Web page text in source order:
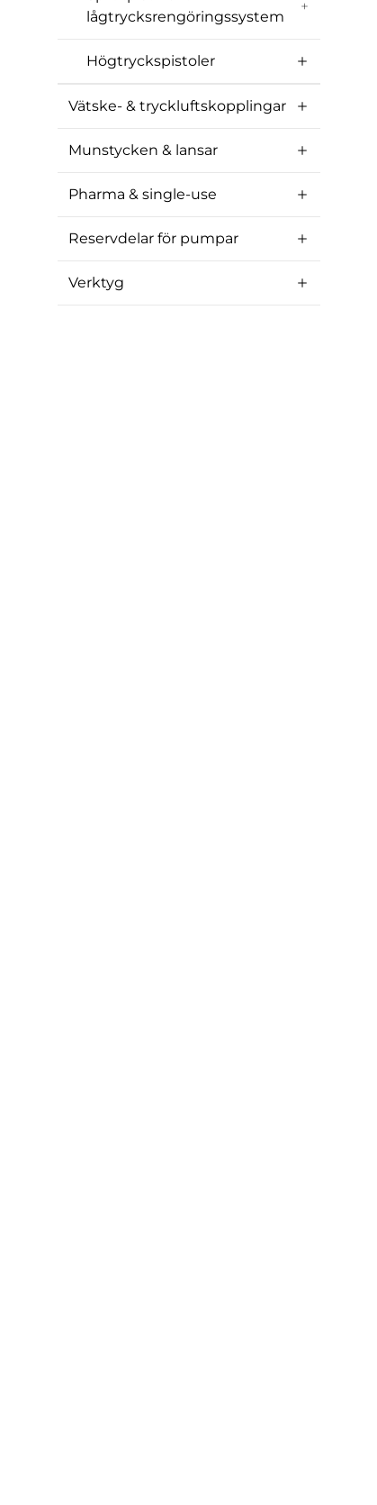
lågtrycksrengöringssystem
Högtryckspistoler
Vätske- & tryckluftskopplingar
Munstycken & lansar
Pharma & single-use
Reservdelar för pumpar
Verktyg